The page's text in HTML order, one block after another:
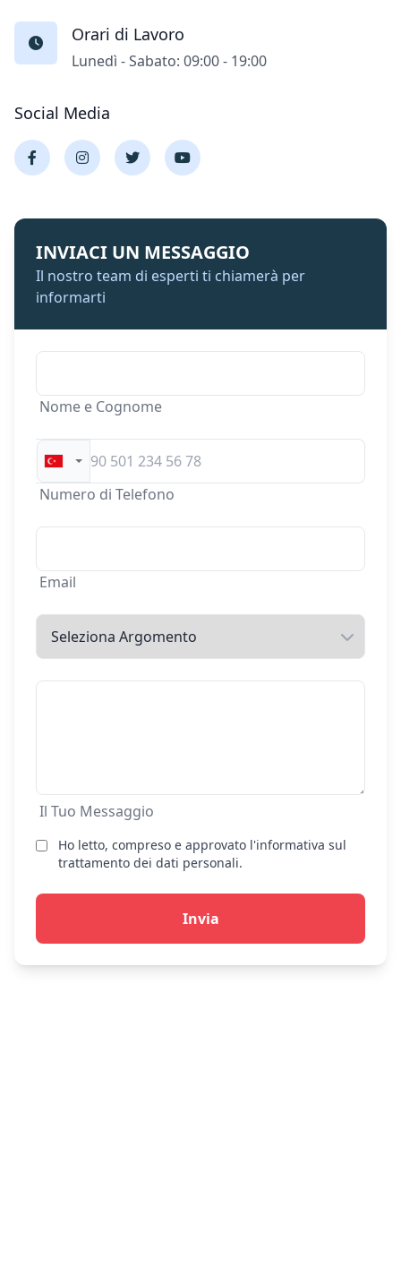
Orari di Lavoro
Lunedì - Sabato: 09:00 - 19:00
Social Media
INVIACI UN MESSAGGIO
Il nostro team di esperti ti chiamerà per
informarti
Nome e Cognome
Numero di Telefono
Email
Il Tuo Messaggio
Ho letto, compreso e approvato l'informativa sul
trattamento dei dati personali.
Invia